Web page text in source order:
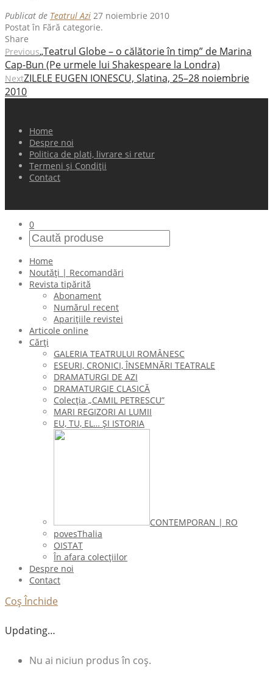
Publicat de Teatrul Azi 27 noiembrie 2010
Postat în Fără categorie.
Share
Previous„Teatrul Globe – o călătorie în timp” de Marina
Cap-Bun (Pe urmele lui Shakespeare la Londra)
NextZILELE EUGEN IONESCU, Slatina, 25–28 noiembrie
2010
Home
Despre noi
Politica de plati, livrare si retur
Termeni și Condiții
Contact
0
Home
Noutăți | Recomandări
Revista tipărită
Abonament
Numărul recent
Aparițiile revistei
Articole online
Cărți
GALERIA TEATRULUI ROMÂNESC
ESEURI, CRONICI, ÎNSEMNĂRI TEATRALE
DRAMATURGI DE AZI
DRAMATURGIE CLASICĂ
Colecţia „CAMIL PETRESCU”
MARI REGIZORI AI LUMII
EU, TU, EL… ŞI ISTORIA
CONTEMPORAN | RO
povesThalia
OISTAT
În afara colecţiilor
Despre noi
Contact
Coș Închide
Updating…
Nu ai niciun produs în coș.